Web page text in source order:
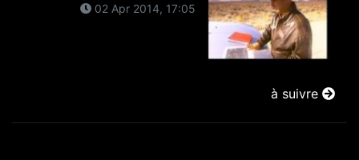
02 Apr 2014, 17:05
à suivre